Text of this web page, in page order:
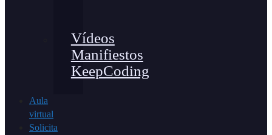
Vídeos
Manifiestos
KeepCoding
Aula
virtual
Solicita